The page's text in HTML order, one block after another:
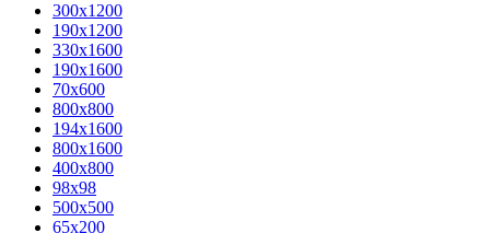
300x1200
190x1200
330x1600
190x1600
70x600
800x800
194x1600
800x1600
400х800
98x98
500x500
65x200